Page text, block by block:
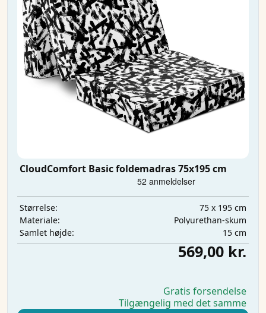
CloudComfort Basic foldemadras 75x195 cm
Størrelse:
75 x 195 cm
Materiale:
Polyurethan-skum
Samlet højde:
15 cm
569,00 kr.
Gratis forsendelse
Tilgængelig med det samme